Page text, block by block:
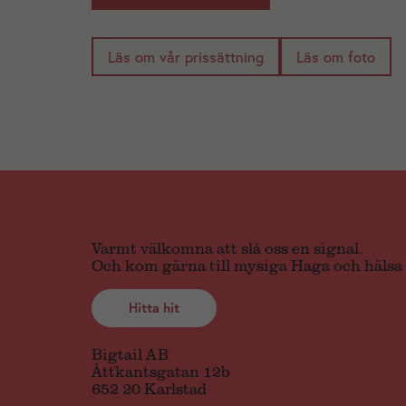
Läs om vår prissättning Läs om foto
Varmt välkomna att slå oss en signal.
Och kom gärna till mysiga Haga och hälsa
Hitta hit
Bigtail AB
Åttkantsgatan 12b
652 20 Karlstad